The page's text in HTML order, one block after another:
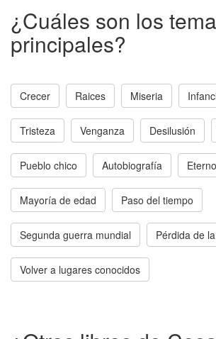
¿Cuáles son los
principales?
Crecer Raices Miseria
Tristeza Venganza Desilusión
Pueblo chico Autobiografía
Mayoría de edad Paso del tiempo
Segunda guerra mundial Pérdida de
Volver a lugares conocidos